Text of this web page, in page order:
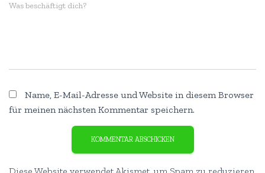
Was beschäftigt dich?
Name, E-Mail-Adresse und Website in diesem Browser
für meinen nächsten Kommentar speichern.